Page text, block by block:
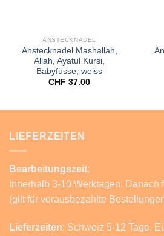
ANSTECKNADEL
Anstecknadel Mashallah,
Allah, Ayatul Kursi,
Babyfüsse, weiss
CHF 37.00
LIEFERZEITEN
Bearbeitungszeit:
Innerhalb 3-10 Werktagen. Danach
(gilt für vorausbezahlte
Lieferzeiten: Schweiz 5-12 Tage,